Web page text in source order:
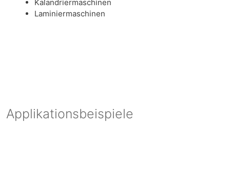
Kalandriermaschinen
Laminiermaschinen
Applikationsbeispiele